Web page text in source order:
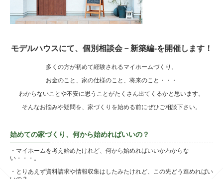
モデルハウスにて、個別相談会－新築編-を開催します！
多くの方が初めて経験されるマイホームづくり。
お金のこと、家の仕様のこと、将来のこと・・・
わからないことや不安に思うことがたくさん出てくるかと思います。
そんなお悩みや疑問を、家づくりを始める前にぜひご相談下さい。
始めての家づくり、何から始めればいいの？
・マイホームを考え始めたけれど、何から始めればいいかわからな
い・・・。
・とりあえず資料請求や情報収集はしたみたけれど、この先どう進めればい